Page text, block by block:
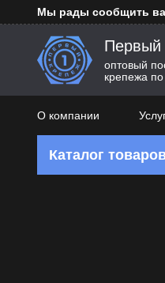
Мы рады сообщить
Первый
оптовый
крепежа
О компании
Каталог